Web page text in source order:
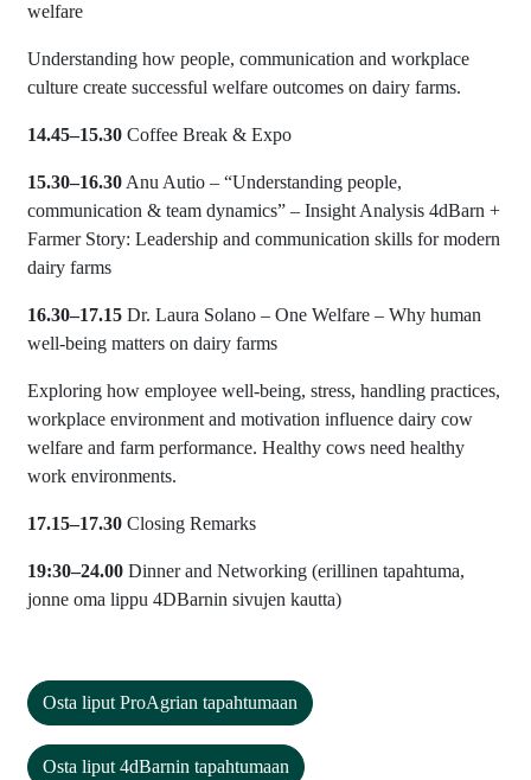
welfare
Understanding how people, communication and workplace
culture create successful welfare outcomes on dairy farms.
14.45–15.30 Coffee Break & Expo
15.30–16.30 Anu Autio – “Understanding people,
communication & team dynamics” – Insight Analysis 4dBarn +
Farmer Story: Leadership and communication skills for modern
dairy farms
16.30–17.15 Dr. Laura Solano – One Welfare – Why human
well-being matters on dairy farms
Exploring how employee well-being, stress, handling practices,
workplace environment and motivation influence dairy cow
welfare and farm performance. Healthy cows need healthy
work environments.
17.15–17.30 Closing Remarks
19:30–24.00 Dinner and Networking (erillinen tapahtuma,
jonne oma lippu 4DBarnin sivujen kautta)
Osta liput ProAgrian tapahtumaan
Osta liput 4dBarnin tapahtumaan